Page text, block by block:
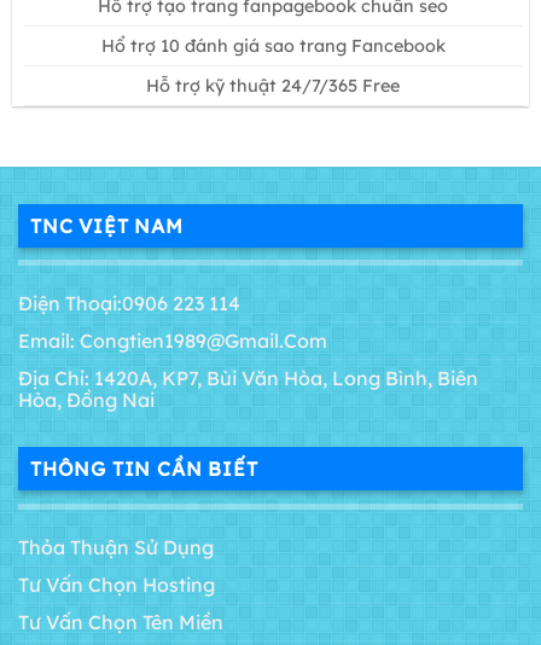
Hỗ trợ tạo trang fanpagebook chuẩn seo
Hổ trợ 10 đánh giá sao trang Fancebook
Hỗ trợ kỹ thuật 24/7/365 Free
TNC VIỆT NAM
Điện Thoại:0906 223 114
Email: Congtien1989@gmail.com
Địa Chỉ: 1420A, KP7, Bùi Văn Hòa, Long Bình, Biên
Hòa, Đồng Nai
THÔNG TIN CẦN BIẾT
Thỏa Thuận Sử Dụng
Tư Vấn Chọn Hosting
Tư Vấn Chọn Tên Miền